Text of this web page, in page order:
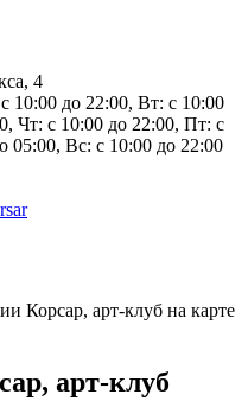
4
10:00 до 22:00, Вт: с 10:00
Чт: с 10:00 до 22:00, Пт: с
05:00, Вс: с 10:00 до 22:00
Корсар, арт-клуб на карте
арт-клуб